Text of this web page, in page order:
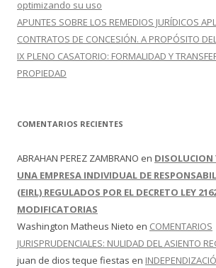
optimizando su uso
APUNTES SOBRE LOS REMEDIOS JURÍDICOS
CONTRATOS DE CONCESIÓN. A PROPÓSITO
IX PLENO CASATORIO: FORMALIDAD Y
PROPIEDAD
COMENTARIOS RECIENTES
ABRAHAN PEREZ ZAMBRANO en DISOLUCION
UNA EMPRESA INDIVIDUAL DE
(EIRL) REGULADOS POR EL DECRETO LEY
MODIFICATORIAS
Washington Matheus Nieto en COMENTARIOS
JURISPRUDENCIALES: NULIDAD DEL ASIENTO
juan de dios teque fiestas en